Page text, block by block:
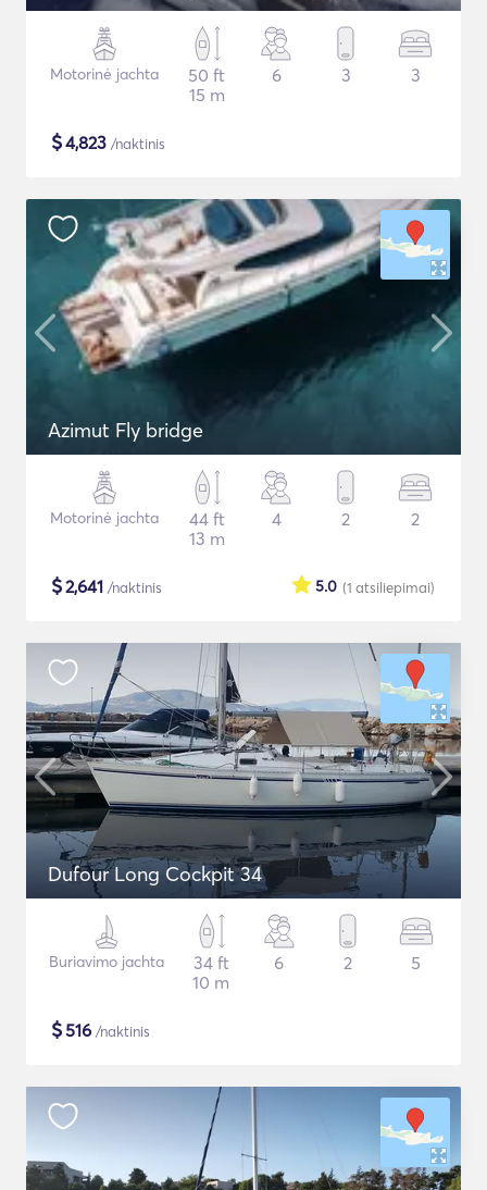
Motorinė jachta
50 ft
15 m
6 3 3
$4,823 /naktinis
Azimut Fly bridge
Motorinė jachta
44 ft
13 m
4 2 2
$2,641 /naktinis (1 atsiliepimai)
5.0
Dufour Long Cockpit 34
Buriavimo jachta
34 ft
10 m
6 2 5
$516 /naktinis